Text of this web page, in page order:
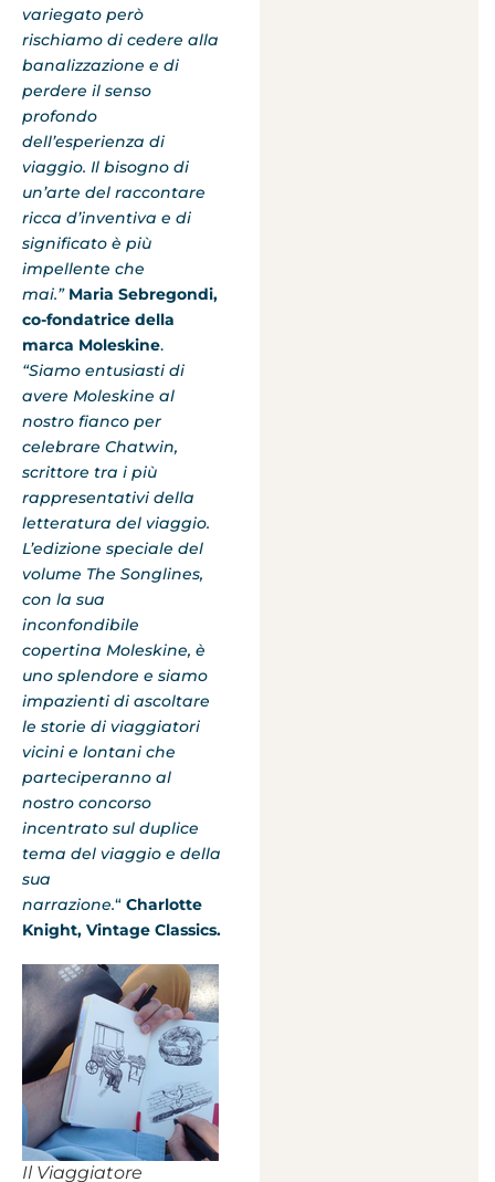
variegato però
rischiamo di cedere alla
banalizzazione e di
perdere il senso
profondo
dell’esperienza di
viaggio. Il bisogno di
un’arte del raccontare
ricca d’inventiva e di
significato è più
impellente che
mai.” Maria Sebregondi,
co-fondatrice della
marca Moleskine.
“Siamo entusiasti di
avere Moleskine al
nostro fianco per
celebrare Chatwin,
scrittore tra i più
rappresentativi della
letteratura del viaggio.
L’edizione speciale del
volume The Songlines,
con la sua
inconfondibile
copertina Moleskine, è
uno splendore e siamo
impazienti di ascoltare
le storie di viaggiatori
vicini e lontani che
parteciperanno al
nostro concorso
incentrato sul duplice
tema del viaggio e della
sua
narrazione.“ Charlotte
Knight, Vintage Classics.
Il Viaggiatore